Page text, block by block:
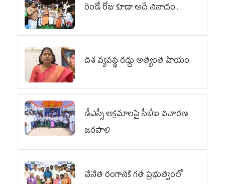
రెండో రోజు కూడా అదే నినాదం..
దిశ వ్యవస్థ రద్దు అత్యంత హేయం
డీఎస్సీ అక్రమాలపై సీబీఐ విచారణ
జరపాలి
చేనేత రంగానికి గత ప్రభుత్వంలో